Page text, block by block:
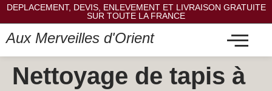
DEPLACEMENT, DEVIS, ENLEVEMENT ET LIVRAISON GRATUITE
SUR TOUTE LA FRANCE
Aux Merveilles d'Orient
Nettoyage de tapis à